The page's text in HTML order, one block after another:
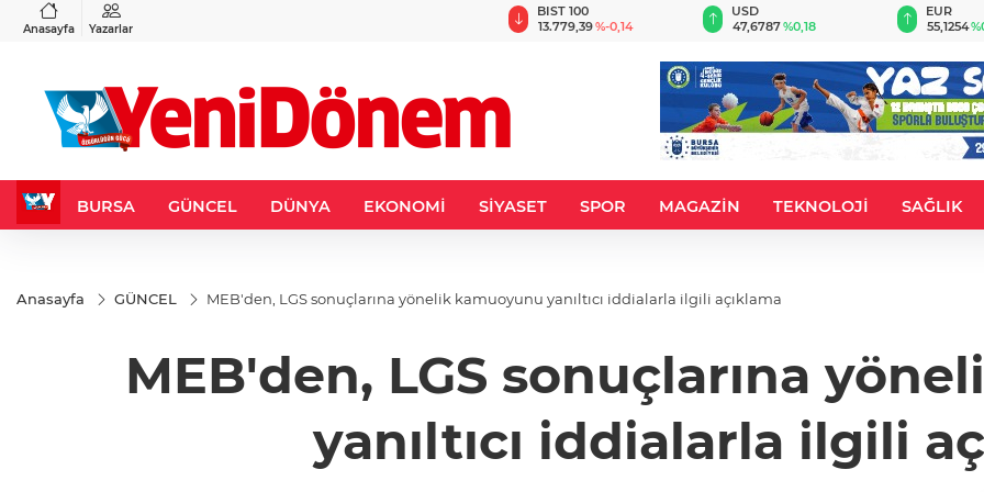
Anasayfa Yazarlar
%-0,22
BIST 100
13.779,39%-0,14
USD
47,6787%0,18
EUR
55,1254
BURSA GÜNCEL DÜNYA EKONOMİ SİYASET SPOR MAGAZİN TEKNOLOJİ SAĞLIK
Anasayfa GÜNCEL MEB'den, LGS sonuçlarına yönelik kamuoyunu yanıltıcı iddialarla ilgili açıklama
MEB'den, LGS sonuçlarına
yanıltıcı iddialarla ilgili